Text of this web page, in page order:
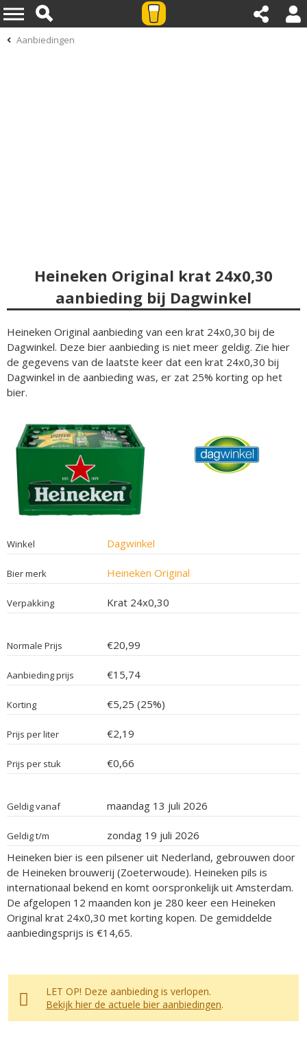
Aanbiedingen
Heineken Original krat 24x0,30
aanbieding bij Dagwinkel
Heineken Original aanbieding van een krat 24x0,30 bij de
Dagwinkel. Deze bier aanbieding is niet meer geldig. Zie hier
de gegevens van de laatste keer dat een krat 24x0,30 bij
Dagwinkel in de aanbieding was, er zat 25% korting op het
bier.
Winkel Dagwinkel
Bier merk Heineken Original
Verpakking Krat 24x0,30
Normale Prijs €20,99
Aanbieding prijs €15,74
Korting €5,25 (25%)
Prijs per liter €2,19
Prijs per stuk €0,66
Geldig vanaf maandag 13 juli 2026
Geldig t/m
zondag 19 juli 2026
Heineken bier is een pilsener uit Nederland, gebrouwen door
de Heineken brouwerij (Zoeterwoude). Heineken pils is
internationaal bekend en komt oorspronkelijk uit Amsterdam.
De afgelopen 12 maanden kon je 280 keer een Heineken
Original krat 24x0,30 met korting kopen. De gemiddelde
aanbiedingsprijs is €14,65.
LET OP! Deze aanbieding is verlopen.
Bekijk hier de actuele bier aanbiedingen.